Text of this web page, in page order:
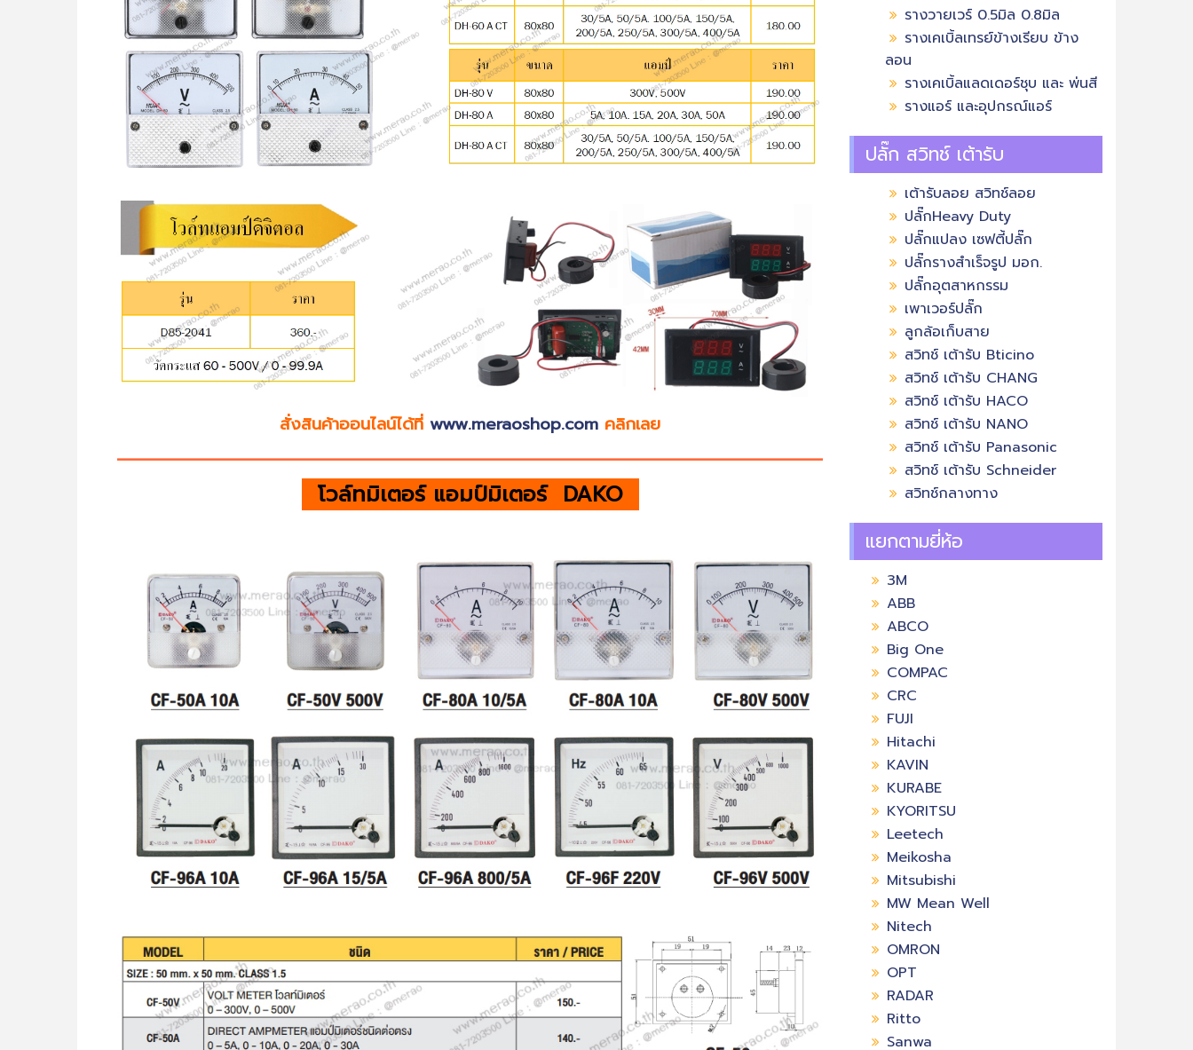
สั่งสินค้าออนไลน์ได้ที่ www.meraoshop.com คลิกเลย
โวล์ทมิเตอร์ แอมป์มิเตอร์ DAKO
รางวายเวร์ 0.5มิล 0.8มิล
รางเคเบิ้ลเทรย์ข้างเรียบ ข้าง
ลอน
รางเคเบิ้ลแลดเดอร์ชุบ และ พ่นสี
รางแอร์ และอุปกรณ์แอร์
ปลั๊ก สวิทช์ เต้ารับ
เต้ารับลอย สวิทช์ลอย
ปลั๊กHeavy Duty
ปลั๊กแปลง เซฟตี้ปลั๊ก
ปลั๊กรางสำเร็จรูป มอก.
ปลั๊กอุตสาหกรรม
เพาเวอร์ปลั๊ก
ลูกล้อเก็บสาย
สวิทช์ เต้ารับ Bticino
สวิทช์ เต้ารับ CHANG
สวิทช์ เต้ารับ HACO
สวิทช์ เต้ารับ NANO
สวิทช์ เต้ารับ Panasonic
สวิทช์ เต้ารับ Schneider
สวิทช์กลางทาง
แยกตามยี่ห้อ
3M
ABB
ABCO
Big One
COMPAC
CRC
FUJI
Hitachi
KAVIN
KURABE
KYORITSU
Leetech
Meikosha
Mitsubishi
MW Mean Well
Nitech
OMRON
OPT
RADAR
Ritto
Sanwa